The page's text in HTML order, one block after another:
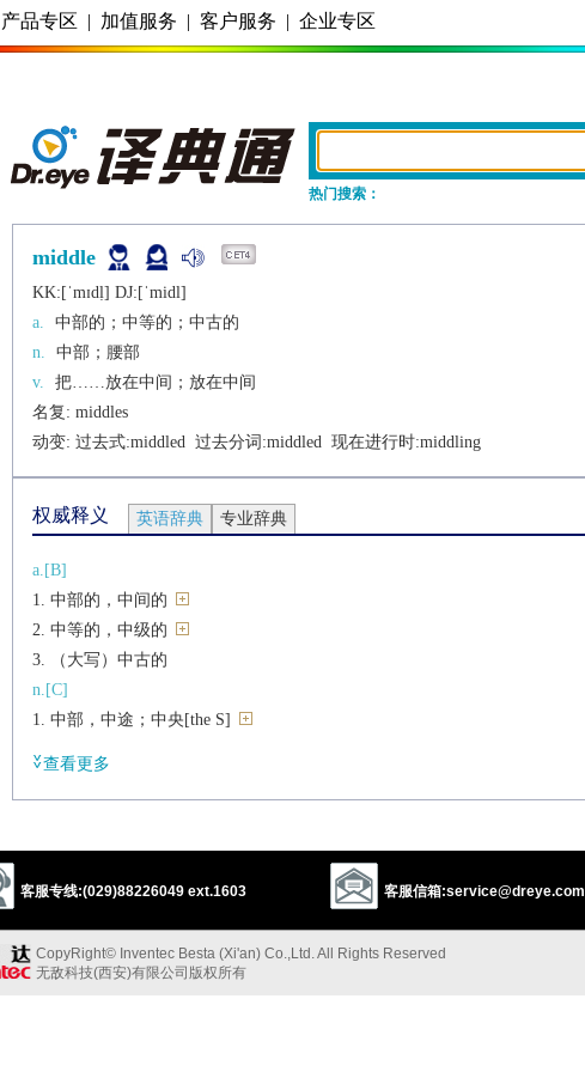
产品专区 | 加值服务 | 客户服务 | 企业专区
热门搜索：
middle
KK:[ˈmɪdḷ] DJ:[ˈmidl]
a.
中部的；中等的；中古的
n.
中部；腰部
v.
把……放在中间；放在中间
名复: middles
动变: 过去式:middled 过去分词:middled 现在进行时:middling
权威释义 英语辞典 专业辞典
a.[B]
中部的，中间的
中等的，中级的
（大写）中古的
n.[C]
中部，中途；中央[the S]
短语
in the middle of
在……当中
查看更多
客服专线:(029)88226049 ext.1603 客服信箱:service@dreye.com
CopyRight© Inventec Besta (Xi'an) Co.,Ltd. All Rights Reserved
无敌科技(西安)有限公司版权所有